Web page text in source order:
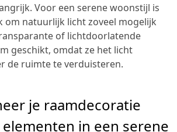
Voor een serene woonstijl is
om natuurlijk licht zoveel mogelijk
of lichtdoorlatende
geschikt, omdat ze het licht
de ruimte te verduisteren.
je raamdecoratie
in een serene